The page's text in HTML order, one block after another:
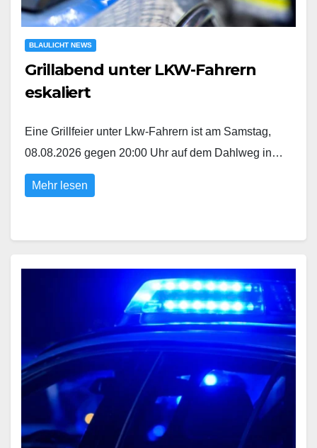
BLAULICHT NEWS
Grillabend unter LKW-Fahrern
eskaliert
Eine Grillfeier unter Lkw-Fahrern ist am Samstag,
08.08.2026 gegen 20:00 Uhr auf dem Dahlweg in…
Mehr lesen